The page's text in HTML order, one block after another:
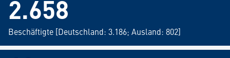
3.123
Beschäftigte [Deutschland: 3.186; Ausland: 802]